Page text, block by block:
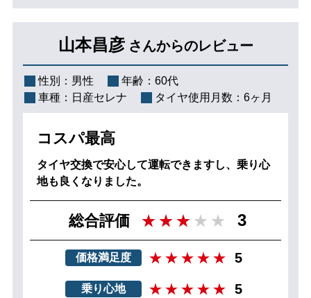
山本昌彦 さんからのレビュー
性別： 男性 年齢： 60代
車種： 日産セレナ タイヤ使用月数： 6ヶ月
コスパ最高
タイヤ交換で安心して運転できますし、乗り心
地も良くなりました。
総合評価 3
価格満足度 5
乗り心地 5